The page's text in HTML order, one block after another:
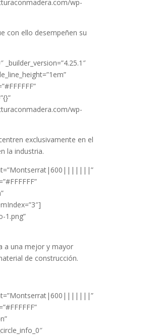
wp-
con ello desempeñen su
_builder_version=”4.25.1″
wp-
exclusivamente en el
la industria.
1.png”
a una mejor y mayor
de construcción.